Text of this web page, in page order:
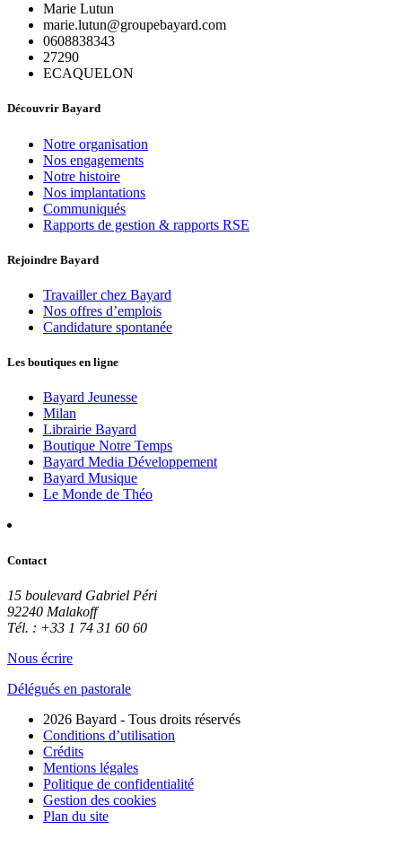
Marie Lutun
marie.lutun@groupebayard.com
0608838343
27290
ECAQUELON
Découvrir Bayard
Notre organisation
Nos engagements
Notre histoire
Nos implantations
Communiqués
Rapports de gestion & rapports RSE
Rejoindre Bayard
Travailler chez Bayard
Nos offres d’emplois
Candidature spontanée
Les boutiques en ligne
Bayard Jeunesse
Milan
Librairie Bayard
Boutique Notre Temps
Bayard Media Développement
Bayard Musique
Le Monde de Théo
Contact
15 boulevard Gabriel Péri
92240 Malakoff
Tél. : +33 1 74 31 60 60
Nous écrire
Délégués en pastorale
2026 Bayard - Tous droits réservés
Conditions d’utilisation
Crédits
Mentions légales
Politique de confidentialité
Gestion des cookies
Plan du site